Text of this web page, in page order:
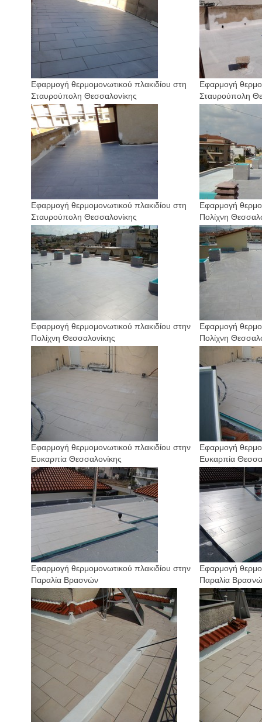
Εφαρμογή θερμομονωτικού πλακιδίου στη
Σταυρούπολη Θεσσαλονίκης
Εφαρμογή
Σταυρούπολη
Εφαρμογή θερμομονωτικού πλακιδίου στη
Σταυρούπολη Θεσσαλονίκης
Εφαρμογή
Πολίχνη
Εφαρμογή θερμομονωτικού πλακιδίου στην
Πολίχνη Θεσσαλονίκης
Εφαρμογή
Πολίχνη
Εφαρμογή θερμομονωτικού πλακιδίου στην
Ευκαρπία Θεσσαλονίκης
Εφαρμογή
Ευκαρπία
Εφαρμογή θερμομονωτικού πλακιδίου στην
Παραλία Βρασνών
Εφαρμογή
Παραλία